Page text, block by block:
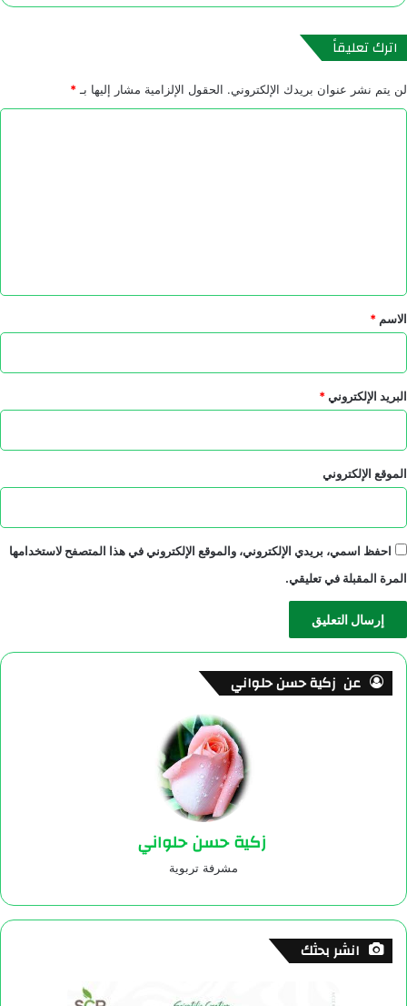
اترك تعليقاً
لن يتم نشر عنوان بريدك الإلكتروني. الحقول الإلزامية مشار إليها بـ*
*
الاسم *
البريد الإلكتروني*
الموقع الإلكتروني
احفظ اسمي، بريدي الإلكتروني، والموقع الإلكتروني في هذا المتصفح لاستخدامها
المرة المقبلة في تعليقي.
عن زكية حسن حلواني
زكية حسن حلواني
مشرفة تربوية
انشر بحثك